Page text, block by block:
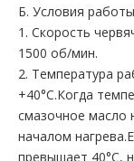
Б. Условия
1. Скорость
1500 об/мин.
2. Температура
+40°C.Когда
смазочное масло
началом
превышает 40°C,